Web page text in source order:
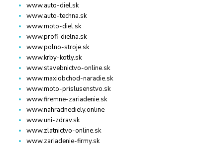
www.auto-diel.sk
www.auto-techna.sk
www.moto-diel.sk
www.profi-dielna.sk
www.polno-stroje.sk
www.krby-kotly.sk
www.stavebnictvo-online.sk
www.maxiobchod-naradie.sk
www.moto-prislusenstvo.sk
www.firemne-zariadenie.sk
www.nahradnediely.online
www.uni-zdrav.sk
www.zlatnictvo-online.sk
www.zariadenie-firmy.sk